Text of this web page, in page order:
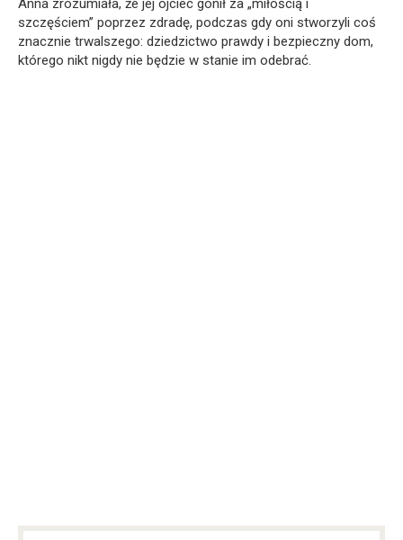
Anna zrozumiała, że jej ojciec gonił za „miłością i
szczęściem” poprzez zdradę, podczas gdy oni stworzyli coś
znacznie trwalszego: dziedzictwo prawdy i bezpieczny dom,
którego nikt nigdy nie będzie w stanie im odebrać.